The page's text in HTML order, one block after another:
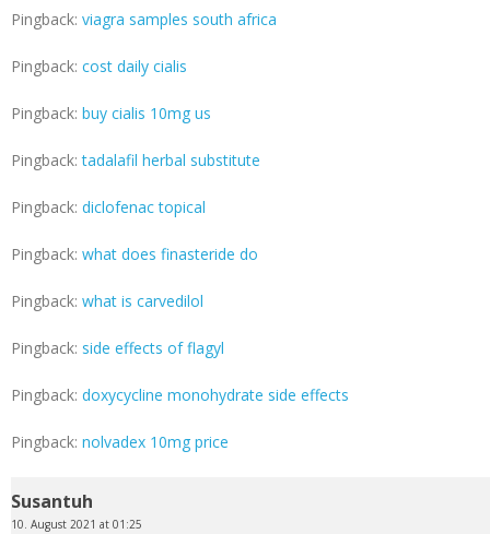
Pingback: viagra samples south africa
Pingback: cost daily cialis
Pingback: buy cialis 10mg us
Pingback:tadalafil herbal substitute
Pingback: diclofenac topical
Pingback: what does finasteride do
Pingback: what is carvedilol
Pingback: side effects of flagyl
Pingback: doxycycline monohydrate side effects
Pingback: nolvadex 10mg price
Susantuh
10. August 2021 at 01:25